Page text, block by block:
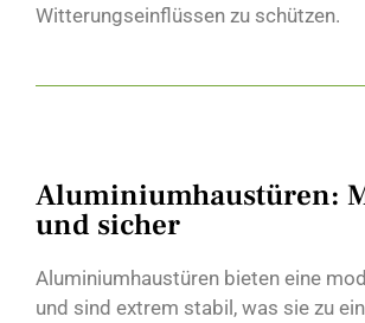
Witterungseinflüssen zu schützen.
Aluminiumhaustüren:
und sicher
Aluminiumhaustüren bieten eine
und sind extrem stabil, was sie zu